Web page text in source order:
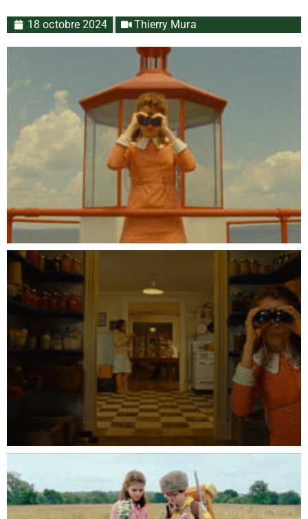
18 octobre 2024 Thierry Mura